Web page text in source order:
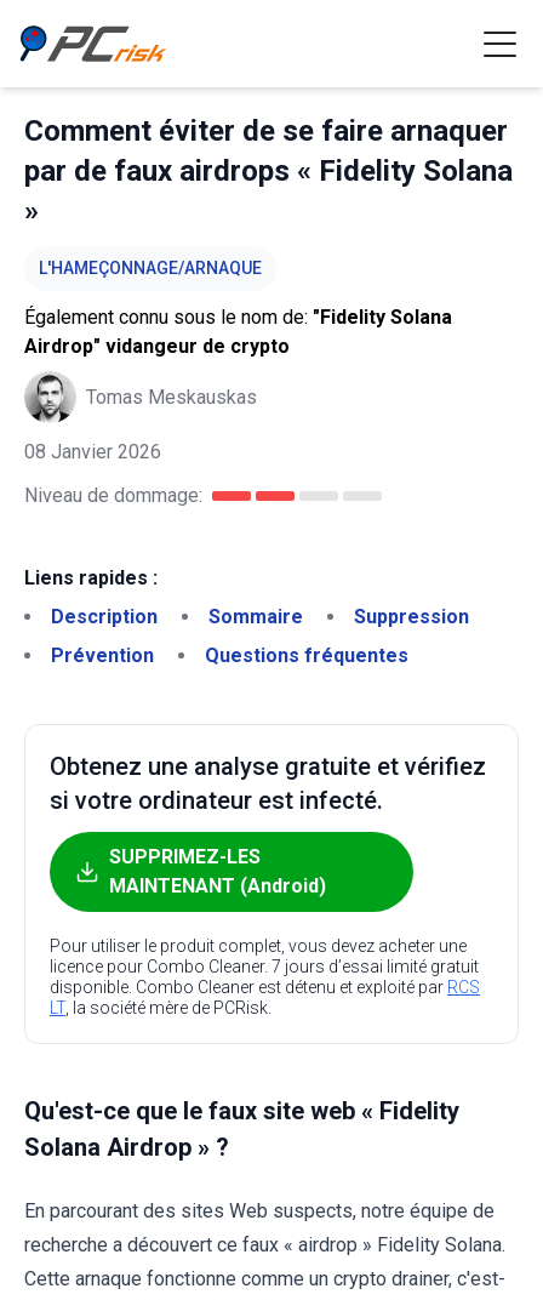
Comment éviter de se faire arnaquer
par de faux airdrops « Fidelity Solana
»
L'HAMEÇONNAGE/ARNAQUE
Également connu sous le nom de: "Fidelity Solana
Airdrop" vidangeur de crypto
Tomas Meskauskas
08 Janvier 2026
Niveau de dommage:
Liens rapides :
Description
Sommaire
Suppression
Prévention
Questions fréquentes
Obtenez une analyse gratuite et vérifiez
si votre ordinateur est infecté.
SUPPRIMEZ-LES
MAINTENANT (Android)
Pour utiliser le produit complet, vous devez acheter une
licence pour Combo Cleaner. 7 jours d’essai limité gratuit
disponible. Combo Cleaner est détenu et exploité par RCS
LT, la société mère de PCRisk.
Qu'est-ce que le faux site web « Fidelity
Solana Airdrop » ?
En parcourant des sites Web suspects, notre équipe de
recherche a découvert ce faux « airdrop » Fidelity Solana.
Cette arnaque fonctionne comme un crypto drainer, c'est-